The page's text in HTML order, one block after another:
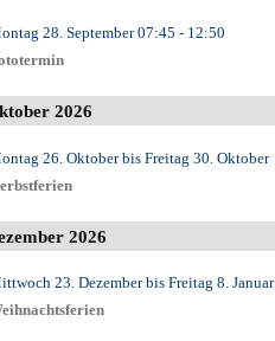
28. September07:45 - 12:50
2026
26. Oktoberbis Freitag 30. Oktober
2026
23. Dezemberbis Freitag 8. Januar